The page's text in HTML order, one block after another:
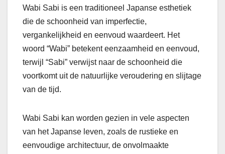
Wabi Sabi is een traditioneel Japanse esthetiek
die de schoonheid van imperfectie,
vergankelijkheid en eenvoud waardeert. Het
woord “Wabi” betekent eenzaamheid en eenvoud,
terwijl “Sabi” verwijst naar de schoonheid die
voortkomt uit de natuurlijke veroudering en slijtage
van de tijd.
Wabi Sabi kan worden gezien in vele aspecten
van het Japanse leven, zoals de rustieke en
eenvoudige architectuur, de onvolmaakte